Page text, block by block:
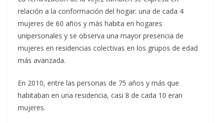
relación a la conformación del hogar: una de cada 4
mujeres de 60 años y más habita en hogares
unipersonales y se observa una mayor presencia de
mujeres en residencias colectivas en los grupos de edad
más avanzada.
En 2010, entre las personas de 75 años y más que
habitaban en una residencia, casi 8 de cada 10 eran
mujeres.